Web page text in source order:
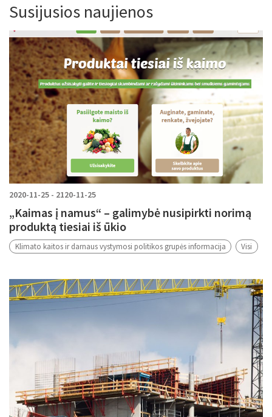
Susijusios naujienos
2020-11-25 - 2120-11-25
„Kaimas į namus“ – galimybė nusipirkti norimą
produktą tiesiai iš ūkio
Klimato kaitos ir darnaus vystymosi politikos grupės informacija Visi